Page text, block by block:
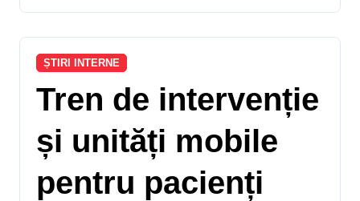
ȘTIRI INTERNE
Tren de intervenție
și unități mobile
pentru pacienți